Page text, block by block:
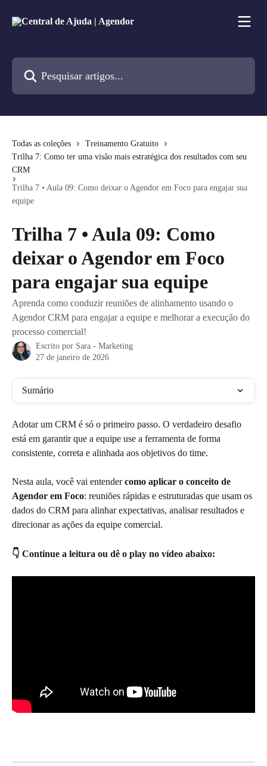
Todas as coleções
Treinamento Gratuito
Trilha 7: Como ter uma visão mais estratégica dos resultados com seu
CRM
Trilha 7 • Aula 09: Como deixar o Agendor em Foco para engajar sua
equipe
Trilha 7 • Aula 09: Como
deixar o Agendor em Foco
para engajar sua equipe
Aprenda como conduzir reuniões de alinhamento usando o
Agendor CRM para engajar a equipe e melhorar a execução do
processo comercial!
Escrito por Sara - Marketing
27 de janeiro de 2026
Sumário
Adotar um CRM é só o primeiro passo. O verdadeiro desafio
está em garantir que a equipe use a ferramenta de forma
consistente, correta e alinhada aos objetivos do time.
Nesta aula, você vai entender como aplicar o conceito de
Agendor em Foco: reuniões rápidas e estruturadas que usam os
dados do CRM para alinhar expectativas, analisar resultados e
direcionar as ações da equipe comercial.
👇 Continue a leitura ou dê o play no vídeo abaixo: